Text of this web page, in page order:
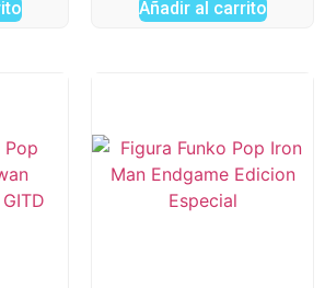
Añadir al carrito